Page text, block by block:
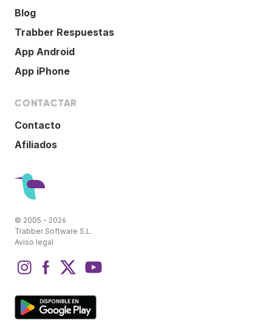
Blog
Trabber Respuestas
App Android
App iPhone
CONTACTAR
Contacto
Afiliados
© 2005 - 2026
Trabber Software S.L.
Aviso legal